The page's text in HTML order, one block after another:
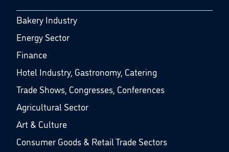
Bakery Industry
Energy Sector
Finance
Hotel Industry, Gastronomy, Catering
Trade Shows, Congresses, Conferences
Agricultural Sector
Art & Culture
Consumer Goods & Retail Trade Sectors